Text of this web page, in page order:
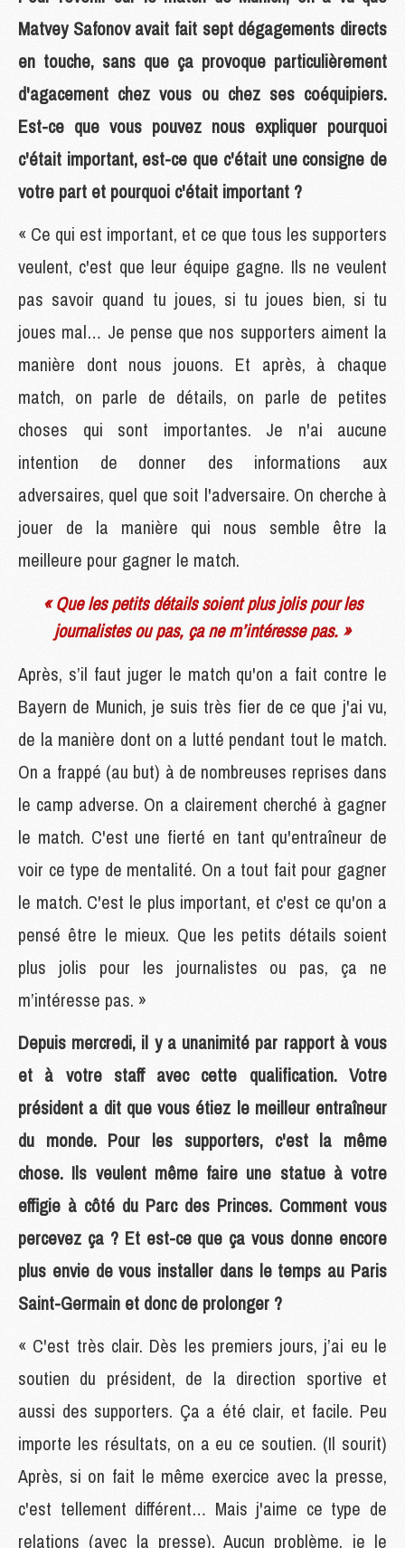
Matvey Safonov avait fait sept dégagements directs
en touche, sans que ça provoque particulièrement
d'agacement chez vous ou chez ses coéquipiers.
Est-ce que vous pouvez nous expliquer pourquoi
c'était important, est-ce que c'était une consigne de
votre part et pourquoi c'était important ?
« Ce qui est important, et ce que tous les supporters
veulent, c'est que leur équipe gagne. Ils ne veulent
pas savoir quand tu joues, si tu joues bien, si tu
joues mal… Je pense que nos supporters aiment la
manière dont nous jouons. Et après, à chaque
match, on parle de détails, on parle de petites
choses qui sont importantes. Je n'ai aucune
intention de donner des informations aux
adversaires, quel que soit l'adversaire. On cherche à
jouer de la manière qui nous semble être la
meilleure pour gagner le match.
« Que les petits détails soient plus jolis pour les
journalistes ou pas, ça ne m’intéresse pas. »
Après, s’il faut juger le match qu'on a fait contre le
Bayern de Munich, je suis très fier de ce que j'ai vu,
de la manière dont on a lutté pendant tout le match.
On a frappé (au but) à de nombreuses reprises dans
le camp adverse. On a clairement cherché à gagner
le match. C'est une fierté en tant qu'entraîneur de
voir ce type de mentalité. On a tout fait pour gagner
le match. C'est le plus important, et c'est ce qu'on a
pensé être le mieux. Que les petits détails soient
plus jolis pour les journalistes ou pas, ça ne
m’intéresse pas. »
Depuis mercredi, il y a unanimité par rapport à vous
et à votre staff avec cette qualification. Votre
président a dit que vous étiez le meilleur entraîneur
du monde. Pour les supporters, c'est la même
chose. Ils veulent même faire une statue à votre
effigie à côté du Parc des Princes. Comment vous
percevez ça ? Et est-ce que ça vous donne encore
plus envie de vous installer dans le temps au Paris
Saint-Germain et donc de prolonger ?
« C'est très clair. Dès les premiers jours, j’ai eu le
soutien du président, de la direction sportive et
aussi des supporters. Ça a été clair, et facile. Peu
importe les résultats, on a eu ce soutien. (Il sourit)
Après, si on fait le même exercice avec la presse,
c'est tellement différent… Mais j'aime ce type de
relations (avec la presse). Aucun problème, je le